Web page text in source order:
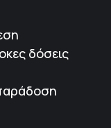
δόσεις